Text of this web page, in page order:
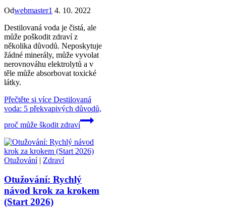
Odwebmaster1 4. 10. 2022
Destilovaná voda je čistá, ale
může poškodit zdraví z
několika důvodů. Neposkytuje
žádné minerály, může vyvolat
nerovnováhu elektrolytů a v
těle může absorbovat toxické
látky.
Přečtěte si více Destilovaná
voda: 5 překvapivých důvodů,
proč může škodit zdraví
Otužování| Zdraví
Otužování: Rychlý
návod krok za krokem
(Start 2026)